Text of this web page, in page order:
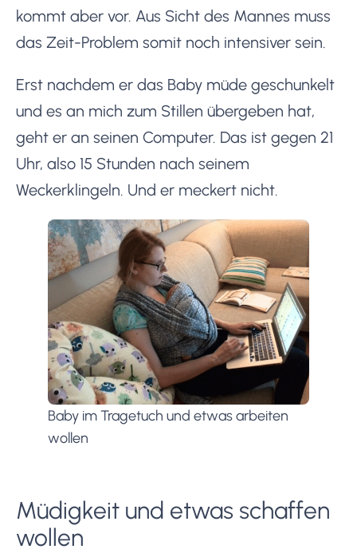
kommt aber vor. Aus Sicht des Mannes muss
das Zeit-Problem somit noch intensiver sein.
Erst nachdem er das Baby müde geschunkelt
und es an mich zum Stillen übergeben hat,
geht er an seinen Computer. Das ist gegen 21
Uhr, also 15 Stunden nach seinem
Weckerklingeln. Und er meckert nicht.
Baby im Tragetuch und etwas arbeiten
wollen
Müdigkeit und etwas schaffen
wollen